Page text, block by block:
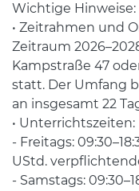
Wichtige Hinweise:
• Zeitrahmen und
Zeitraum
Kampstraße 47
statt. Der Umfang
an insgesamt 22
• Unterrichtszeiten:
- Freitags:
UStd.
- Samstags: